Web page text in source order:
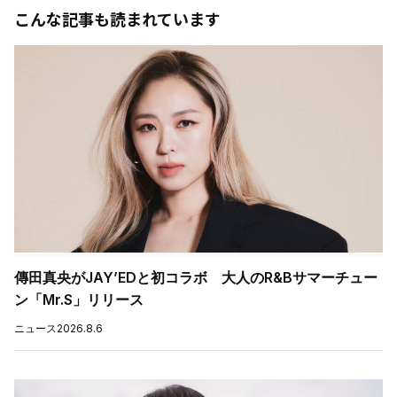
こんな記事も読まれています
傳田真央がJAY’EDと初コラボ 大人のR&Bサマーチュー
ン「Mr.S」リリース
ニュース2026.8.6